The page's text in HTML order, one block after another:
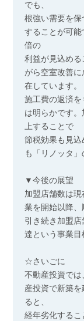
でも、
根強い需要を
することが可
倍の
利益が見込め
がら空室改善
在しています。
施工費の返済
は明らかです
上することで
節税効果も見込
も「リノッタ」
▼今後の展望
加盟店舗数は現
業を開始以降、
引き続き加盟店
達という事業目
☆さいごに
不動産投資で
産投資で新築
ると、
経年劣化するこ